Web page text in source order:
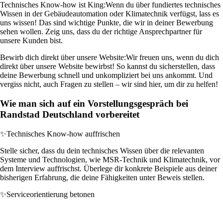
Technisches Know-how ist King:Wenn du über fundiertes technisches
Wissen in der Gebäudeautomation oder Klimatechnik verfügst, lass es
uns wissen! Das sind wichtige Punkte, die wir in deiner Bewerbung
sehen wollen. Zeig uns, dass du der richtige Ansprechpartner für
unsere Kunden bist.
Bewirb dich direkt über unsere Website:Wir freuen uns, wenn du dich
direkt über unsere Website bewirbst! So kannst du sicherstellen, dass
deine Bewerbung schnell und unkompliziert bei uns ankommt. Und
vergiss nicht, auch Fragen zu stellen – wir sind hier, um dir zu helfen!
Wie man sich auf ein Vorstellungsgespräch bei
Randstad Deutschland vorbereitet
✨Technisches Know-how auffrischen
Stelle sicher, dass du dein technisches Wissen über die relevanten
Systeme und Technologien, wie MSR-Technik und Klimatechnik, vor
dem Interview auffrischst. Überlege dir konkrete Beispiele aus deiner
bisherigen Erfahrung, die deine Fähigkeiten unter Beweis stellen.
✨Serviceorientierung betonen